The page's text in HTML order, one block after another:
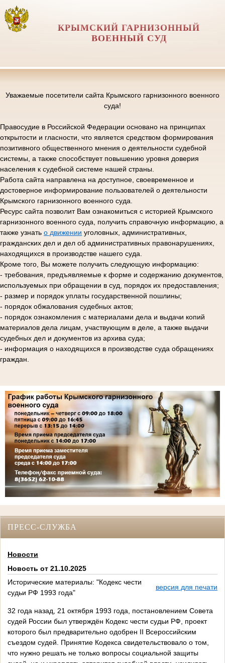
КРЫМСКИЙ ГАРНИЗОННЫЙ
ВОЕННЫЙ СУД
Уважаемые посетители сайта Крымского гарнизонного военного
суда!
Правосудие в Российской Федерации основано на принципах
открытости и гласности, что является средством формирования
позитивного общественного мнения о деятельности судебной
системы, а также способствует повышению уровня доверия
населения к судебной системе нашей страны.
Работа сайта направлена на доступное, своевременное и
достоверное информирование пользователей о деятельности
Крымского гарнизонного военного суда.
Ресурс сайта позволит Вам ознакомиться с историей Крымского
гарнизонного военного суда, получить справочную информацию, а
также узнать о движении уголовных, административных,
гражданских дел и дел об административных правонарушениях,
находящихся в производстве нашего суда.
Кроме того, Вы можете получить следующую информацию:
- требования, предъявляемые к форме и содержанию документов,
используемых при обращении в суд, порядок их предоставления;
- размер и порядок уплаты государственной пошлины;
- порядок обжалования судебных актов;
- порядок ознакомления с материалами дела и выдачи копий
материалов дела лицам, участвующим в деле, а также выдачи
судебных дел и документов из архива суда;
- информация о находящихся в производстве суда обращениях
граждан.
ПРЕСС-СЛУЖБА
Новости
Новость от 21.10.2025
Исторические материалы: "Кодекс чести
судьи РФ 1993 года"
версия для печати
32 года назад, 21 октября 1993 года, постановлением Совета
судей России был утверждён Кодекс чести судьи РФ, проект
которого был предварительно одобрен II Всероссийским
съездом судей. Принятие Кодекса свидетельствовало о том,
что нужно решать не только вопросы социальной защиты